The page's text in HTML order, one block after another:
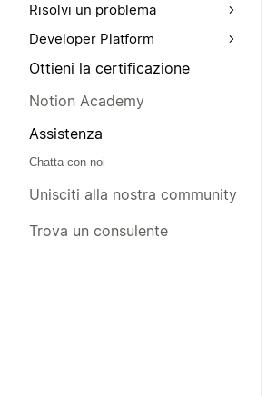
Risolvi un problema
Developer Platform
Ottieni la certificazione
Notion Academy
Assistenza
Chatta con noi
Unisciti alla nostra community
Trova un consulente